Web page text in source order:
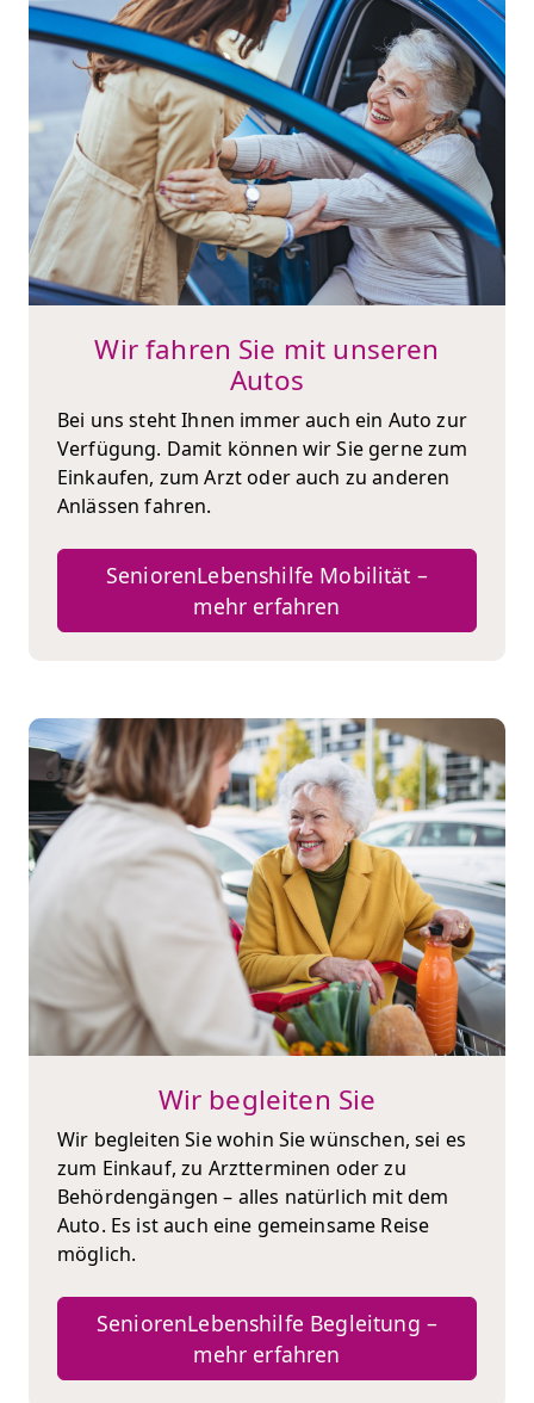
Wir fahren Sie mit unseren
Autos
Bei uns steht Ihnen immer auch ein Auto zur
Verfügung. Damit können wir Sie gerne zum
Einkaufen, zum Arzt oder auch zu anderen
Anlässen fahren.
SeniorenLebenshilfe Mobilität –
mehr erfahren
Wir begleiten Sie
Wir begleiten Sie wohin Sie wünschen, sei es
zum Einkauf, zu Arztterminen oder zu
Behördengängen – alles natürlich mit dem
Auto. Es ist auch eine gemeinsame Reise
möglich.
SeniorenLebenshilfe Begleitung –
mehr erfahren